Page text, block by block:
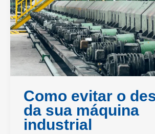
Como evitar o
da sua máquina
industrial